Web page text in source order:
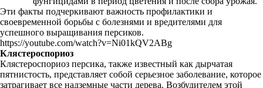
Эти факты подчеркивают важность профилактики и
своевременной борьбы с болезнями и вредителями для
успешного выращивания персиков.
https://youtube.com/watch?v=Ni01kQV2ABg
Клястероспориоз
Клястероспориоз персика, также известный как дырчатая
пятнистость, представляет собой серьезное заболевание, которое
затрагивает все надземные части дерева. Возбудителем этой